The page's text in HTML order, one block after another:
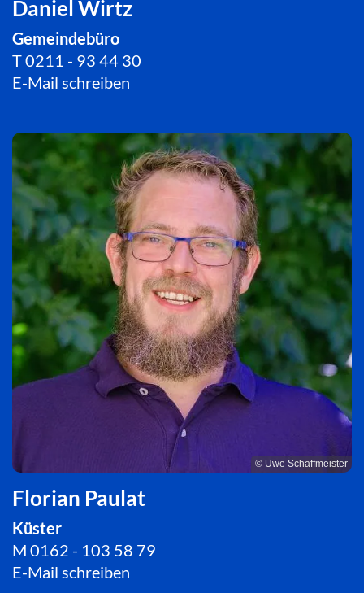
Daniel Wirtz
Gemeindebüro
T0211 - 93 44 30
E-Mail schreiben
© Uwe Schaffmeister
Florian Paulat
Küster
M 0162 - 103 58 79
E-Mail schreiben